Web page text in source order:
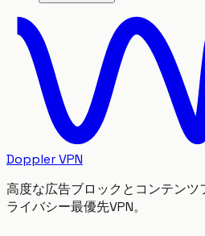
Doppler VPN
高度な広告ブロックとコンテン
ライバシー最優先VPN。